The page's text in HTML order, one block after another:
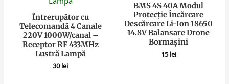
Întrerupător cu
Telecomandă 4 Canale
220V 1000W/canal –
Receptor RF 433MHz
Lustră Lampă
30lei
BMS 4S 40A Modul
Protecție Încărcare
Descărcare Li-Ion 18650
14.8V Balansare Drone
Bormașini
15lei